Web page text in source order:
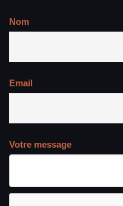
Nom
Email
Votre message